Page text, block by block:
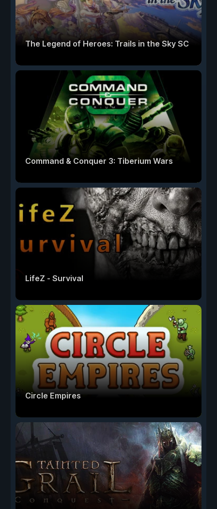
The Legend of Heroes: Trails in the Sky SC
Command & Conquer 3: Tiberium Wars
LifeZ - Survival
Circle Empires